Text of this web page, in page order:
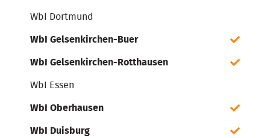
WbI Dortmund
WbI Gelsenkirchen-Buer
WbI Gelsenkirchen-Rotthausen
WbI Essen
WbI Oberhausen
WbI Duisburg